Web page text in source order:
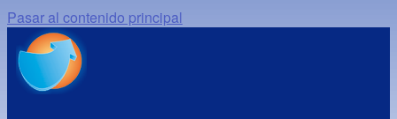
Pasar al contenido principal